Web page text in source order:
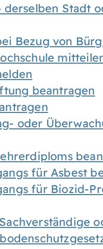
Stadt
Bezug von
beantragen
oder
für Asbest
für Biozid-